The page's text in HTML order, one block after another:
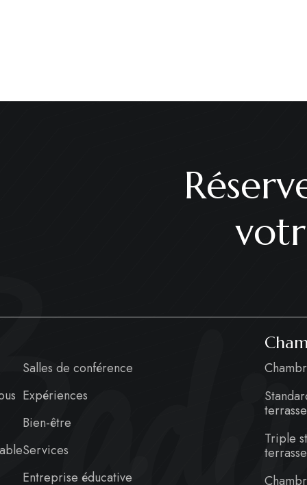
Salles de conférence
Expériences
Bien-être
Services
Entreprise éducative
terrasse
Triple
terrasse